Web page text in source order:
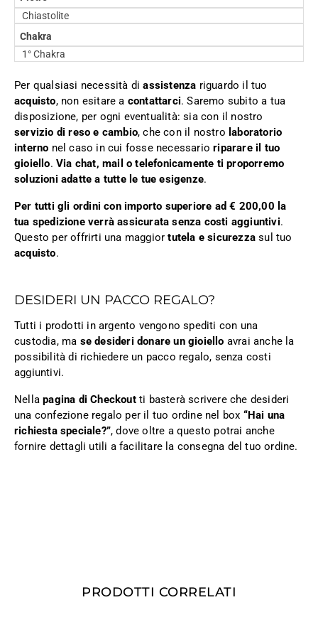
Chiastolite
Chakra
1° Chakra
Per qualsiasi necessità diassistenza riguardo il tuo
acquisto, non esitare a contattarci. Saremo subito a tua
disposizione, per ogni eventualità: sia con il nostro
servizio di reso e cambio, che con il nostro laboratorio
interno nel caso in cui fosse necessarioriparare il tuo
gioiello.Via chat, mail o telefonicamente ti proporremo
soluzioni adatte a tutte le tue esigenze.
Per tutti gli ordini con importo superiore ad € 200,00 la
tua spedizione verrà assicurata senza costi aggiuntivi.
Questo per offrirti una maggiortutela e sicurezza sul tuo
acquisto.
DESIDERI UN PACCO REGALO?
Tutti i prodotti in argento vengono spediti con una
custodia, ma se desideri donare un gioiello avrai anche la
possibilità di richiedere un pacco regalo, senza costi
aggiuntivi.
Nellapagina di Checkoutti basterà scrivere che desideri
una confezione regalo per il tuo ordine nel box “Hai una
richiesta speciale?”, dove oltre a questo potrai anche
fornire dettagli utili a facilitare la consegna del tuo ordine.
PRODOTTI CORRELATI